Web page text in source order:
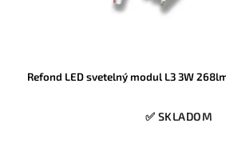
Refond LED svetelný modul L3 3W
✅ SKLADOM